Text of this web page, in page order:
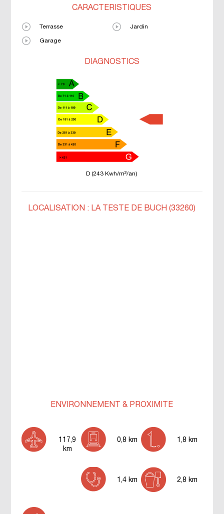
CARACTÉRISTIQUES
Terrasse Jardin
Garage
DIAGNOSTICS
D (243 Kwh/m²/an)
LOCALISATION : LA TESTE DE BUCH (33260)
ENVIRONNEMENT & PROXIMITÉ
117,9
km
0,8 km 1,8 km
1,4 km 2,8 km